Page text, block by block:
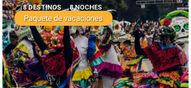
8 DESTINOS 8 NOCHES
Paquete de vacaciones